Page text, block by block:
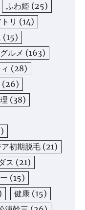
ふわ姫 (25)
リ (14)
(15)
グルメ (163)
(28)
(26)
(38)
初期脱毛 (21)
ス (21)
(15)
健康 (15)